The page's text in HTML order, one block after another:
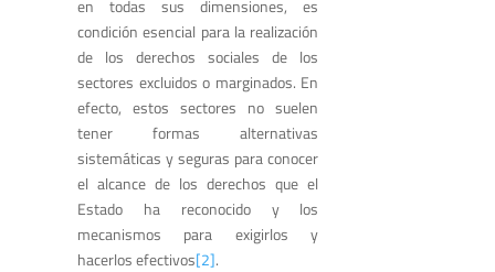
en todas sus dimensiones, es
condición esencial para la realización
de los derechos sociales de los
sectores excluidos o marginados. En
efecto, estos sectores no suelen
tener formas alternativas
sistemáticas y seguras para conocer
el alcance de los derechos que el
Estado ha reconocido y los
mecanismos para exigirlos y
hacerlos efectivos[2].